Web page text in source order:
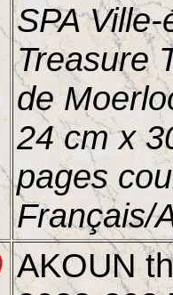
SPA
Treasure
de
24 cm x
pages
Français/
AKOUN